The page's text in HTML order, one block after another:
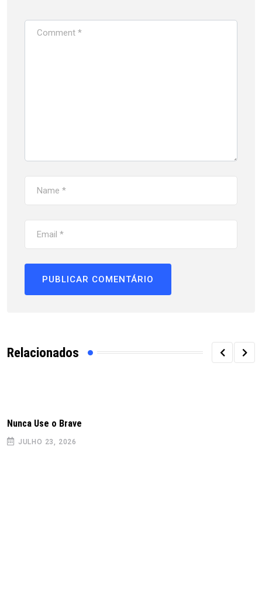
Relacionados
Nunca Use o Brave
JULHO 23, 2026